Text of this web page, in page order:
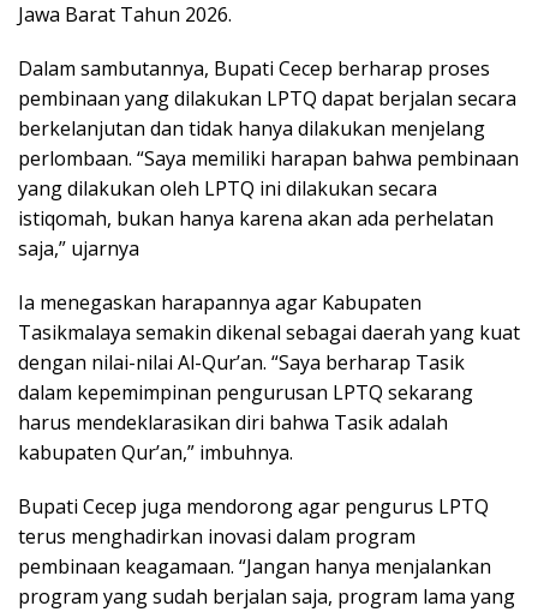
Jawa Barat Tahun 2026.
Dalam sambutannya, Bupati Cecep berharap proses
pembinaan yang dilakukan LPTQ dapat berjalan secara
berkelanjutan dan tidak hanya dilakukan menjelang
perlombaan. “Saya memiliki harapan bahwa pembinaan
yang dilakukan oleh LPTQ ini dilakukan secara
istiqomah, bukan hanya karena akan ada perhelatan
saja,” ujarnya
Ia menegaskan harapannya agar Kabupaten
Tasikmalaya semakin dikenal sebagai daerah yang kuat
dengan nilai-nilai Al-Qur’an. “Saya berharap Tasik
dalam kepemimpinan pengurusan LPTQ sekarang
harus mendeklarasikan diri bahwa Tasik adalah
kabupaten Qur’an,” imbuhnya.
Bupati Cecep juga mendorong agar pengurus LPTQ
terus menghadirkan inovasi dalam program
pembinaan keagamaan. “Jangan hanya menjalankan
program yang sudah berjalan saja, program lama yang